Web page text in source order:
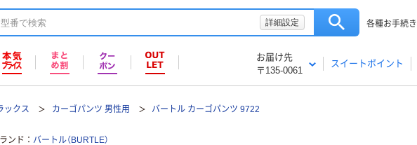
詳細設定 各種お手続き
お届け先
〒135-0061
スイートポイント
ックス カーゴパンツ 男性用 バートル カーゴパンツ 9722
ンド バートル（BURTLE）